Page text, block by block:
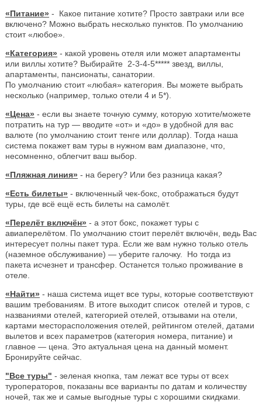
«Питание» - Какое питание хотите? Просто завтраки или все
включено? Можно выбрать несколько пунктов. По умолчанию
стоит «любое».
«Категория» - какой уровень отеля или может апартаменты
или виллы хотите? Выбирайте 2-3-4-5***** звезд, виллы,
апартаменты, пансионаты, санатории.
По умолчанию стоит «любая» категория. Вы можете выбрать
несколько (например, только отели 4 и 5*).
«Цена» - если вы знаете точную сумму, которую хотите/можете
потратить на тур — вводите «от» и «до» в удобной для вас
валюте (по умолчанию стоит тенге или доллар). Тогда наша
система покажет вам туры в нужном вам диапазоне, что,
несомненно, облегчит ваш выбор.
«Пляжная линия» - на берегу? Или без разница какая?
«Есть билеты» - включенный чек-бокс, отображаться будут
туры, где всё ещё есть билеты на самолёт.
«Перелёт включён» - а этот бокс, покажет туры с
авиаперелётом. По умолчанию стоит перелёт включён, ведь Вас
интересует полны пакет тура. Если же вам нужно только отель
(наземное обслуживание) — уберите галочку. Но тогда из
пакета исчезнет и трансфер. Останется только проживание в
отеле.
«Найти» - наша система ищет все туры, которые соответствуют
вашим требованиям. В итоге выходит список отелей и туров, с
названиями отелей, категорией отелей, отзывами на отели,
картами месторасположения отелей, рейтингом отелей, датами
вылетов и всех параметров (категория номера, питание) и
главное — цена. Это актуальная цена на данный момент.
Бронируйте сейчас.
"Все туры" - зеленая кнопка, там лежат все туры от всех
туроператоров, показаны все варианты по датам и количеству
ночей, так же и самые выгодные туры с хорошими скидками.